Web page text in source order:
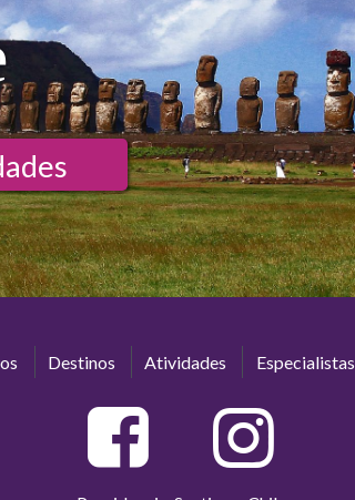
Destinos Atividades Especialistas